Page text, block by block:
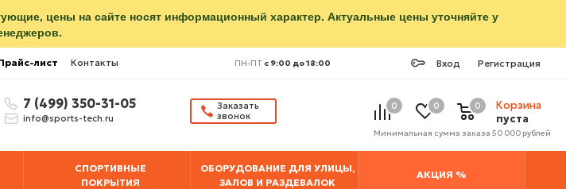
цены на сайте носят информационный характер. Актуальные цены уточняйте у
лист Контакты Вход Регистрация
ПН-ПТ с 9:00 до 18:00
7 (499) 350-31-05
info@sports-tech.ru
Заказать
звонок
0 0
Корзина
пуста
0
Минимальная сумма заказа 50 000 рублей
СПОРТИВНЫЕ
ПОКРЫТИЯ
ОБОРУДОВАНИЕ ДЛЯ УЛИЦЫ,
ЗАЛОВ И РАЗДЕВАЛОК
АКЦИЯ %